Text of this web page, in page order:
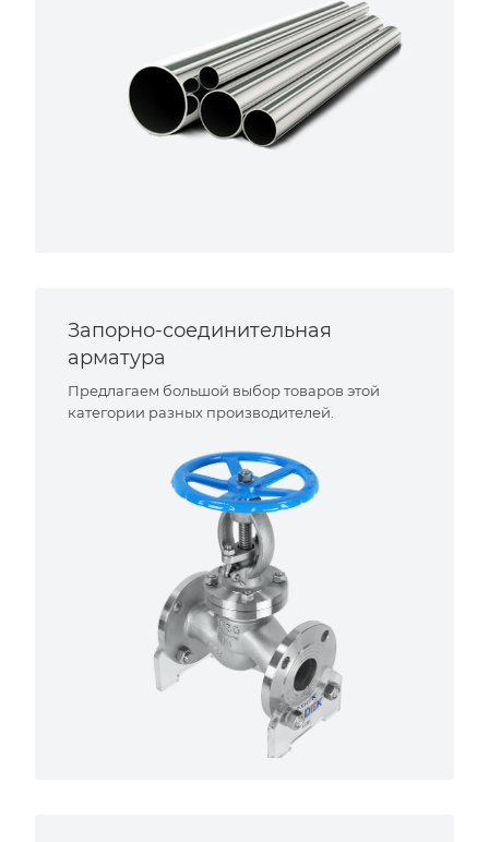
Запорно-соединительная
арматура
Предлагаем большой выбор товаров этой
категории разных производителей.